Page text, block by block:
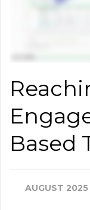
Based
AUGUST 2025